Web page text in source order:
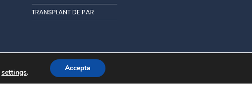
TRANSPLANT DE PAR
settings. Accepta